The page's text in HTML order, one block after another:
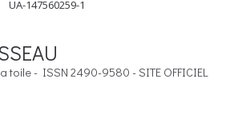
UA-147560259-1
- ISSN 2490-9580 - SITE OFFICIEL